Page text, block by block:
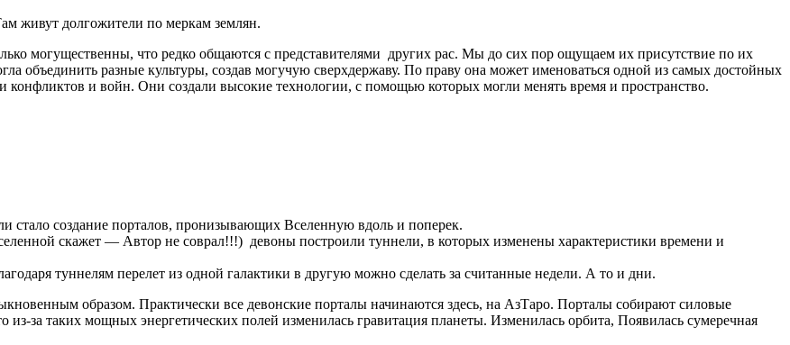
живут долгожители по меркам землян.
могущественны, что редко общаются с представителями других рас. Мы до сих пор ощущаем их присутствие по их
объединить разные культуры, создав могучую сверхдержаву. По праву она может именоваться одной из самых достойных
конфликтов и войн. Они создали высокие технологии, с помощью которых могли менять время и пространство.
стало создание порталов, пронизывающих Вселенную вдоль и поперек.
скажет — Автор не соврал!!!) девоны построили туннели, в которых изменены характеристики времени и
туннелям перелет из одной галактики в другую можно сделать за считанные недели. А то и дни.
образом. Практически все девонские порталы начинаются здесь, на АзТаро. Порталы собирают силовые
за таких мощных энергетических полей изменилась гравитация планеты. Изменилась орбита, Появилась сумеречная